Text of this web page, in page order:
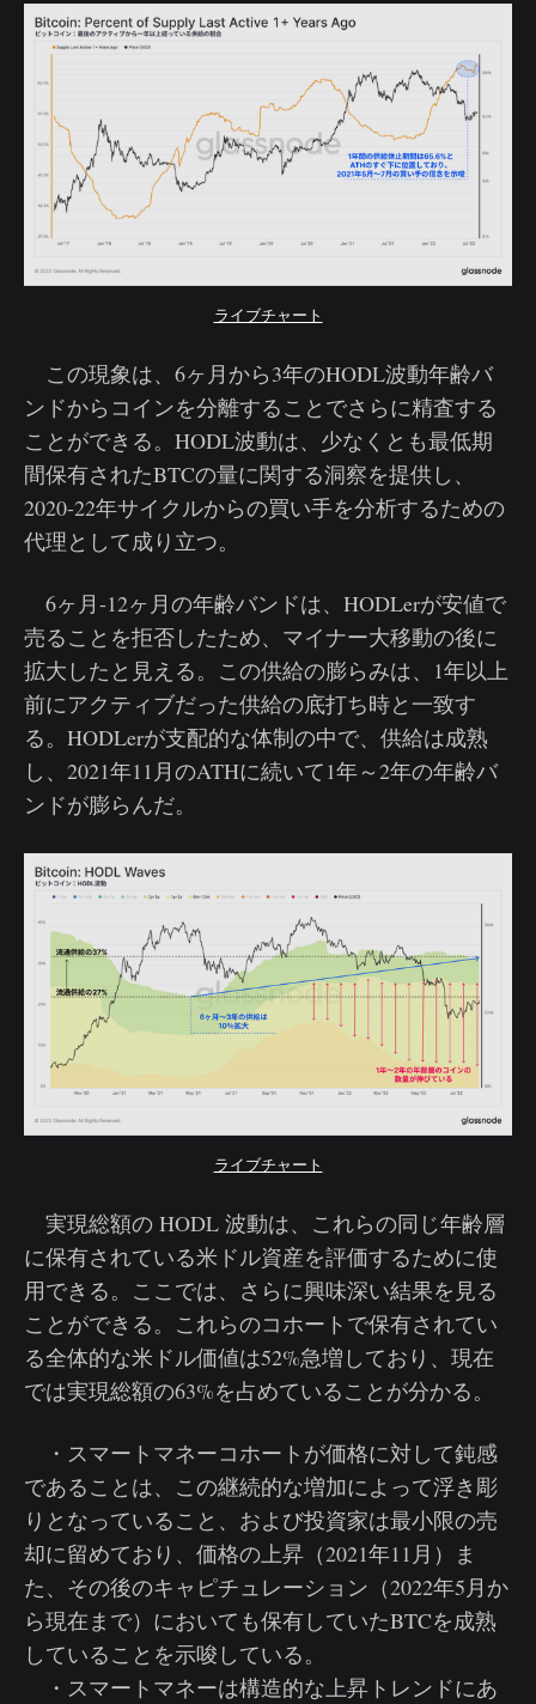
ライブチャート
この現象は、6ヶ月から3年のHODL波動年齢バ
ンドからコインを分離することでさらに精査する
ことができる。HODL波動は、少なくとも最低期
間保有されたBTCの量に関する洞察を提供し、
2020-22年サイクルからの買い手を分析するための
代理として成り立つ。
6ヶ月-12ヶ月の年齢バンドは、HODLerが安値で
売ることを拒否したため、マイナー大移動の後に
拡大したと見える。この供給の膨らみは、1年以上
前にアクティブだった供給の底打ち時と一致す
る。HODLerが支配的な体制の中で、供給は成熟
し、2021年11月のATHに続いて1年～2年の年齢バ
ンドが膨らんだ。
ライブチャート
実現総額の HODL 波動は、これらの同じ年齢層
に保有されている米ドル資産を評価するために使
用できる。ここでは、さらに興味深い結果を見る
ことができる。これらのコホートで保有されてい
る全体的な米ドル価値は52%急増しており、現在
では実現総額の63%を占めていることが分かる。
・スマートマネーコホートが価格に対して鈍感
であることは、この継続的な増加によって浮き彫
りとなっていること、および投資家は最小限の売
却に留めており、価格の上昇（2021年11月）ま
た、その後のキャピチュレーション（2022年5月か
ら現在まで）においても保有していたBTCを成熟
していることを示唆している。
・スマートマネーは構造的な上昇トレンドにあ